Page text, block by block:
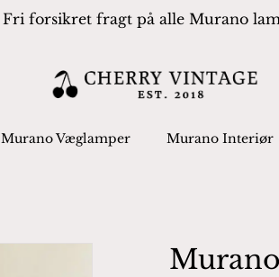
Fri forsikret fragt på alle Murano
Murano Væglamper Murano Interiør